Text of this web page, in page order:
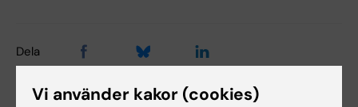
Dela
Vi använder kakor (cookies)